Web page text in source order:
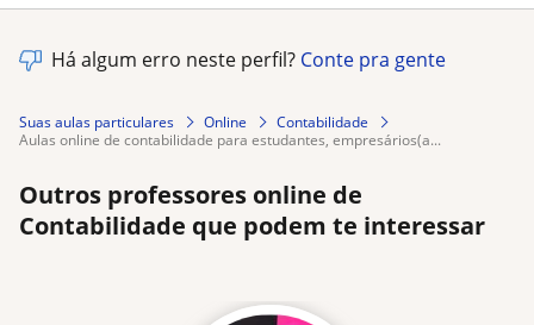
Há algum erro neste perfil? Conte pra gente
Suas aulas particulares Online
Contabilidade
aulas online de contabilidade para estudantes, empresários(a...
Outros professores online de
Contabilidade que podem te interessar